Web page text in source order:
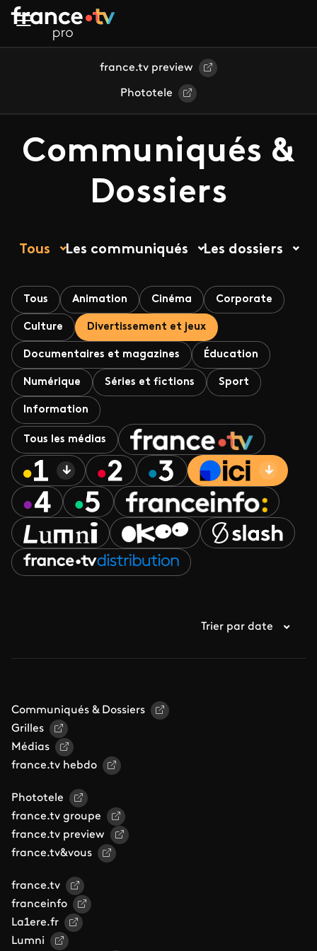
Aller au contenu principal
france.tv preview
Phototele
Communiqués &
Dossiers
Tous Les communiqués Les dossiers
Tous Animation Cinéma Corporate
Culture Divertissement et jeux
Documentaires et magazines Éducation
Numérique Séries et fictions Sport
Information
Tous les médias
Trier par date
Communiqués & Dossiers
Grilles
Médias
france.tv hebdo
Phototele
france.tv groupe
france.tv preview
france.tv&vous
france.tv
franceinfo
La1ere.fr
Lumni